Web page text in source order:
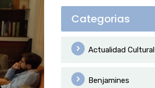
Categorias
Actualidad Cultural
Benjamines